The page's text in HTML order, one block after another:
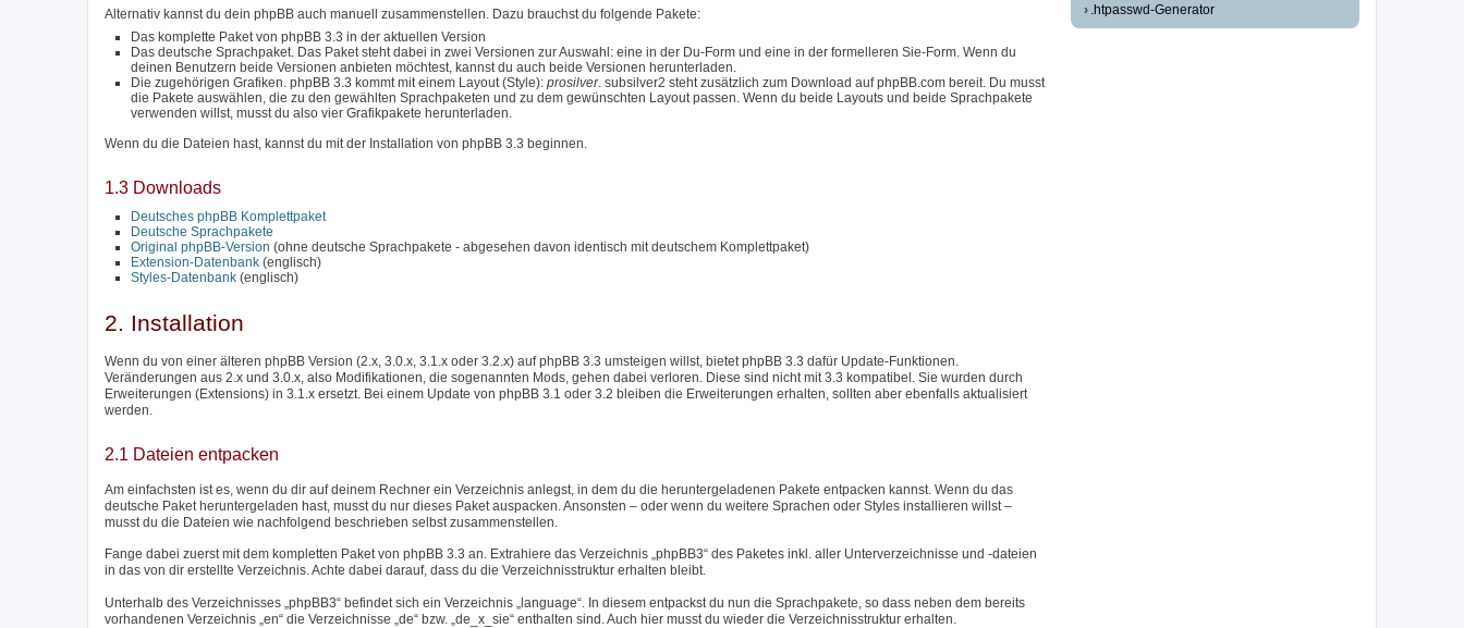
Alternativ kannst du dein phpBB auch manuell zusammenstellen. Dazu brauchst du folgende Pakete:
Das komplette Paket von phpBB 3.3 in der aktuellen Version
Das deutsche Sprachpaket. Das Paket steht dabei in zwei Versionen zur Auswahl: eine in der Du-Form und eine in der formelleren Sie-Form. Wenn du
deinen Benutzern beide Versionen anbieten möchtest, kannst du auch beide Versionen herunterladen.
Die zugehörigen Grafiken. phpBB 3.3 kommt mit einem Layout (Style): prosilver. subsilver2 steht zusätzlich zum Download auf phpBB.com bereit. Du musst
die Pakete auswählen, die zu den gewählten Sprachpaketen und zu dem gewünschten Layout passen. Wenn du beide Layouts und beide Sprachpakete
verwenden willst, musst du also vier Grafikpakete herunterladen.
Wenn du die Dateien hast, kannst du mit der Installation von phpBB 3.3 beginnen.
1.3 Downloads
Deutsches phpBB Komplettpaket
Deutsche Sprachpakete
Original phpBB-Version (ohne deutsche Sprachpakete - abgesehen davon identisch mit deutschem Komplettpaket)
Extension-Datenbank (englisch)
Styles-Datenbank (englisch)
2. Installation
Wenn du von einer älteren phpBB Version (2.x, 3.0.x, 3.1.x oder 3.2.x) auf phpBB 3.3 umsteigen willst, bietet phpBB 3.3 dafür Update-Funktionen.
Veränderungen aus 2.x und 3.0.x, also Modifikationen, die sogenannten Mods, gehen dabei verloren. Diese sind nicht mit 3.3 kompatibel. Sie wurden durch
Erweiterungen (Extensions) in 3.1.x ersetzt. Bei einem Update von phpBB 3.1 oder 3.2 bleiben die Erweiterungen erhalten, sollten aber ebenfalls aktualisiert
werden.
2.1 Dateien entpacken
Am einfachsten ist es, wenn du dir auf deinem Rechner ein Verzeichnis anlegst, in dem du die heruntergeladenen Pakete entpacken kannst. Wenn du das
deutsche Paket heruntergeladen hast, musst du nur dieses Paket auspacken. Ansonsten – oder wenn du weitere Sprachen oder Styles installieren willst –
musst du die Dateien wie nachfolgend beschrieben selbst zusammenstellen.
Fange dabei zuerst mit dem kompletten Paket von phpBB 3.3 an. Extrahiere das Verzeichnis „phpBB3“ des Paketes inkl. aller Unterverzeichnisse und -dateien
in das von dir erstellte Verzeichnis. Achte dabei darauf, dass du die Verzeichnisstruktur erhalten bleibt.
Unterhalb des Verzeichnisses „phpBB3“ befindet sich ein Verzeichnis „language“. In diesem entpackst du nun die Sprachpakete, so dass neben dem bereits
vorhandenen Verzeichnis „en“ die Verzeichnisse „de“ bzw. „de_x_sie“ enthalten sind. Auch hier musst du wieder die Verzeichnisstruktur erhalten.
.htpasswd-Generator